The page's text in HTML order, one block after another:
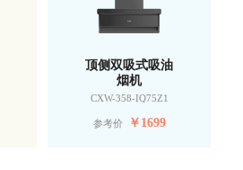
顶侧双吸式吸油
烟机
CXW-358-IQ75Z1
参考价 ￥1699